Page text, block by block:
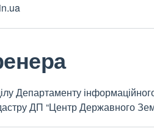
Департаменту
ДП “Центр Державного